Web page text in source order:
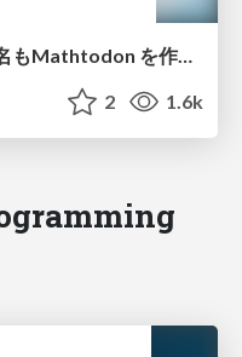
数式の書けるMastodonその名もMathtodon を作った (#OSO2017 懇親会LT) / Introduction to Mathtodon
2 1.6k